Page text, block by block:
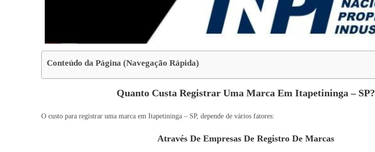
Conteúdo da Página (Navegação Rápida)
Quanto Custa Registrar Uma Marca Em Itapetininga – SP?
O custo para registrar uma marca em Itapetininga – SP, depende de vários fatores:
Através De Empresas De Registro De Marcas